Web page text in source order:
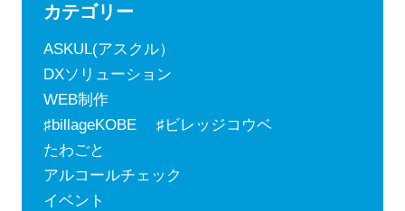
カテゴリー
ASKUL(アスクル）
DXソリューション
WEB制作
♯billageKOBE ♯ビレッジコウベ
たわごと
アルコールチェック
イベント